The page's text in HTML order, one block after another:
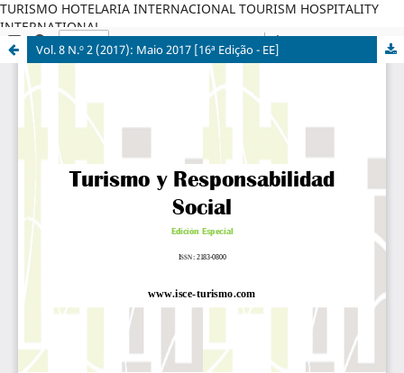
TURISMO HOTELARIA INTERNACIONAL TOURISM HOSPITALITY
INTERNATIONAL
Vol. 8 N.º 2 (2017): Maio 2017 [16ª Edição - EE]